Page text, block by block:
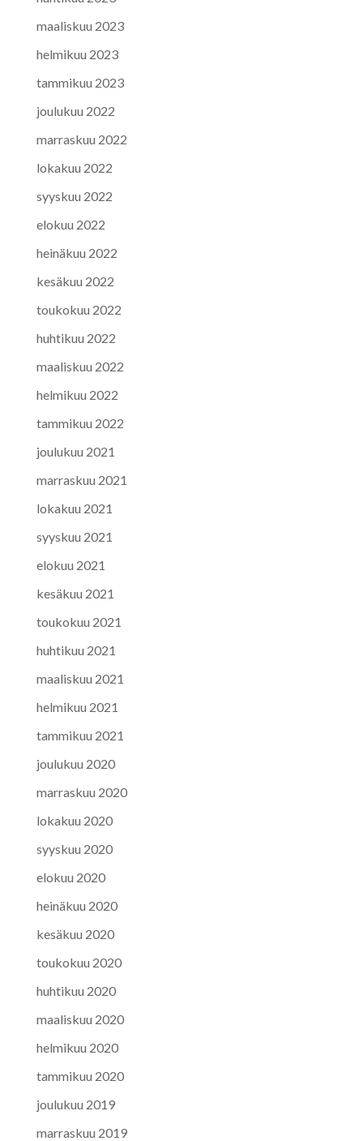
maaliskuu 2023
helmikuu 2023
tammikuu 2023
joulukuu 2022
marraskuu 2022
lokakuu 2022
syyskuu 2022
elokuu 2022
heinäkuu 2022
kesäkuu 2022
toukokuu 2022
huhtikuu 2022
maaliskuu 2022
helmikuu 2022
tammikuu 2022
joulukuu 2021
marraskuu 2021
lokakuu 2021
syyskuu 2021
elokuu 2021
kesäkuu 2021
toukokuu 2021
huhtikuu 2021
maaliskuu 2021
helmikuu 2021
tammikuu 2021
joulukuu 2020
marraskuu 2020
lokakuu 2020
syyskuu 2020
elokuu 2020
heinäkuu 2020
kesäkuu 2020
toukokuu 2020
huhtikuu 2020
maaliskuu 2020
helmikuu 2020
tammikuu 2020
joulukuu 2019
marraskuu 2019